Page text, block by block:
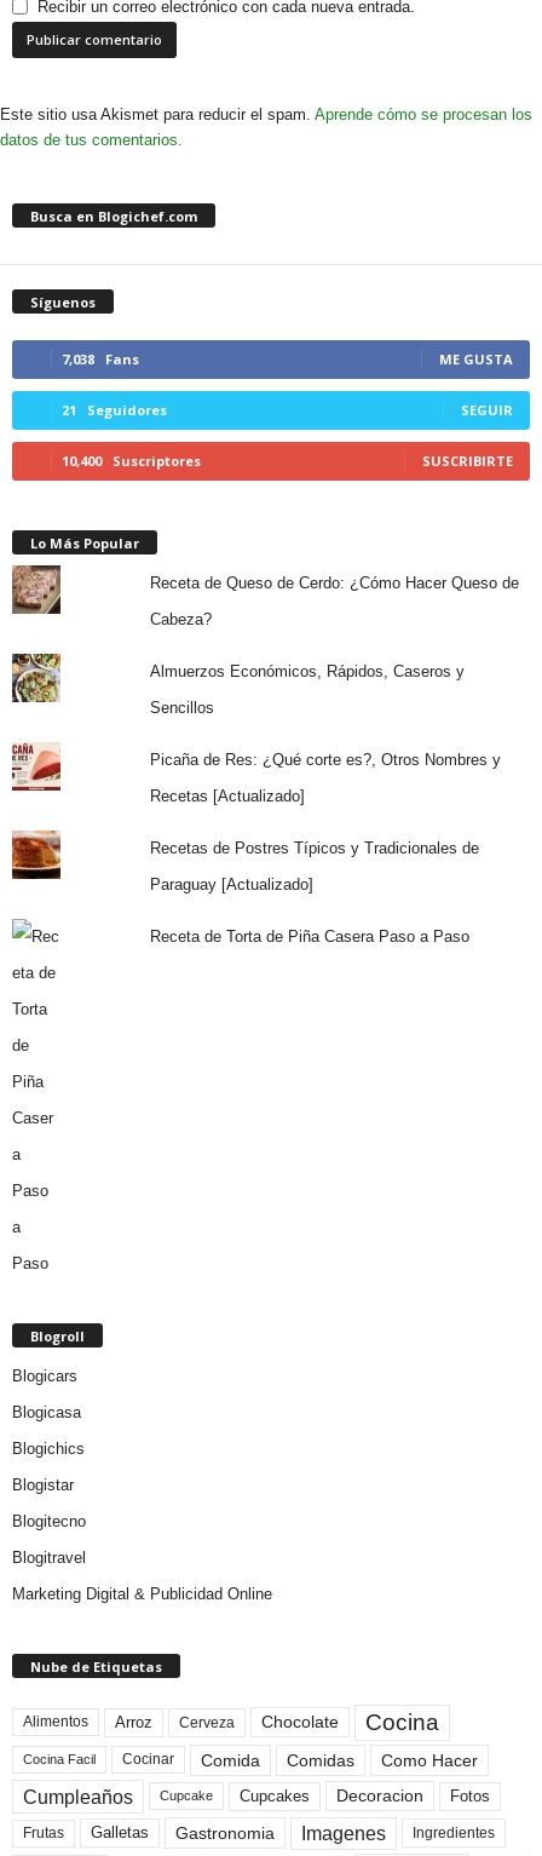
Recibir un correo electrónico con cada nueva entrada.
Este sitio usa Akismet para reducir el spam. Aprende cómo se procesan los
datos de tus comentarios.
Busca en Blogichef.com
Síguenos
7,038 Fans ME GUSTA
21 Seguidores SEGUIR
10,400 Suscriptores SUSCRIBIRTE
Lo Más Popular
Receta de Queso de Cerdo: ¿Cómo Hacer Queso de
Cabeza?
Almuerzos Económicos, Rápidos, Caseros y
Sencillos
Picaña de Res: ¿Qué corte es?, Otros Nombres y
Recetas [Actualizado]
Recetas de Postres Típicos y Tradicionales de
Paraguay [Actualizado]
Receta de Torta de Piña Casera Paso a Paso
Blogroll
Blogicars
Blogicasa
Blogichics
Blogistar
Blogitecno
Blogitravel
Marketing Digital & Publicidad Online
Nube de Etiquetas
Alimentos Arroz Cerveza Chocolate Cocina
Cocina Facil Cocinar Comida Comidas Como Hacer
Cumpleaños Cupcake Cupcakes Decoracion Fotos
Frutas Galletas Gastronomia Imagenes Ingredientes